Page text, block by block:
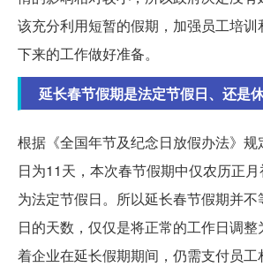
该充分利用短暂的假期，加强员工培
下来的工作做好准备。
延长春节假期是法定节假日、还是
根据《全国年节及纪念日放假办法》
日为11天，本次春节假期中仅农历正
为法定节假日。所以延长春节假期并
日的天数，仅仅是将正常的工作日调
着企业在延长假期期间，仍需支付员工